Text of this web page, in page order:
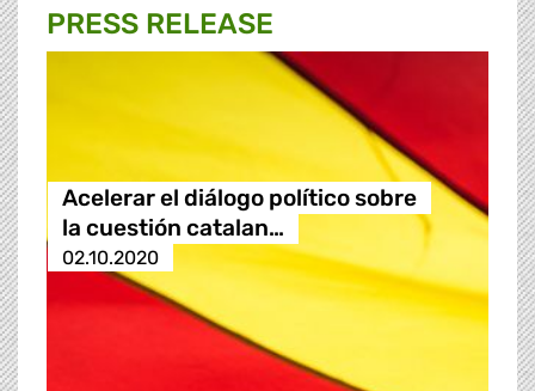
PRESS RELEASE
Acelerar el diálogo político sobre
la cuestión catalan…
02.10.2020